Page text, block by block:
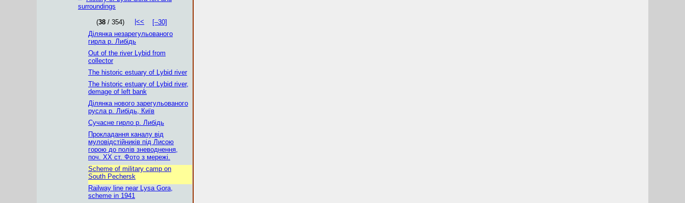
surroundings
(38 / 354) |<<
[–30]
Ділянка незарегульованого
гирла р. Либідь
Out of the river Lybid from
collector
The historic estuary of Lybid river
The historic estuary of Lybid river,
demage of left bank
Ділянка нового зарегульованого
русла р. Либідь, Київ
Сучасне гирло р. Либідь
Прокладання каналу від
муловідстійників під Лисою
горою до полів зневоднення,
поч. ХХ ст. Фото з мережі.
Scheme of military camp on
South Pechersk
Railway line near Lysa Gora,
scheme in 1941